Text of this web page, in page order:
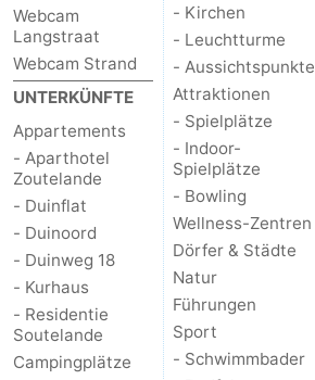
Cadzand
-
Natur
Het
Zwin
Wetter
Kontakt
Webcam
Langstraat
Webcam Strand
UNTERKÜNFTE
Appartements
- Aparthotel
Zoutelande
- Duinflat
- Duinoord
- Duinweg 18
- Kurhaus
- Residentie
Soutelande
Campingplätze
- Kirchen
- Leuchtturme
- Aussichtspunkte
Attraktionen
- Spielplätze
- Indoor-
Spielplätze
- Bowling
Wellness-Zentren
Dörfer & Städte
Natur
Führungen
Sport
- Schwimmbader